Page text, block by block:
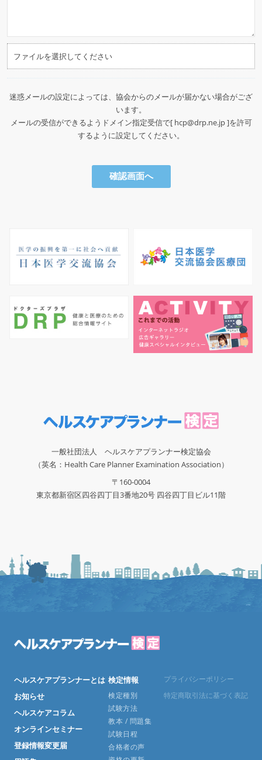
ファイルを選択してください
迷惑メールの設定によっては、協会からのメールが届かない場合がござ
います。
メールの受信ができるようドメイン指定受信で[ hcp@drp.ne.jp ]を許可
するように設定してください。
一般社団法人 ヘルスケアプランナー検定協会
（英名：Health Care Planner Examination Association）
〒160-0004
東京都新宿区四谷四丁目3番地20号 四谷四丁目ビル11階
ヘルスケアプランナーとは
お知らせ
ヘルスケアコラム
オンラインセミナー
登録情報変更届
検定情報
検定種別
試験方法
教本 / 問題集
試験日程
合格者の声
プライバシーポリシー
特定商取引法に基づく表記